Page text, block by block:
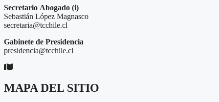
Secretario Abogado (i)
Sebastián López Magnasco
secretaria@tcchile.cl
Gabinete de Presidencia
presidencia@tcchile.cl
MAPA DEL SITIO